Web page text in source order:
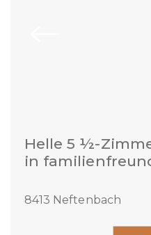
Helle 5 ½-
in
8413 Neftenbach